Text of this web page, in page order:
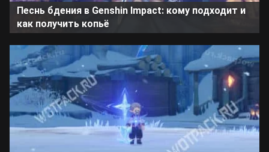
Песнь бдения в Genshin Impact: кому подходит и
как получить копьё